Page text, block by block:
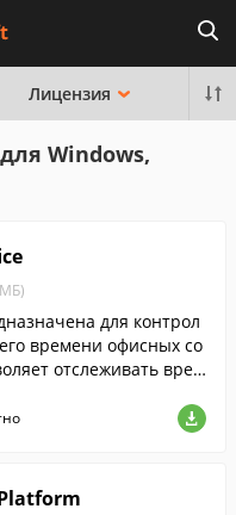
Лицензия
Windows,
для контрол
времени офисных со
отслеживать врем
их работы и пр.